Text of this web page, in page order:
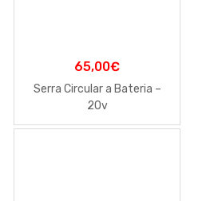
65,00€
Serra Circular a Bateria –
20v